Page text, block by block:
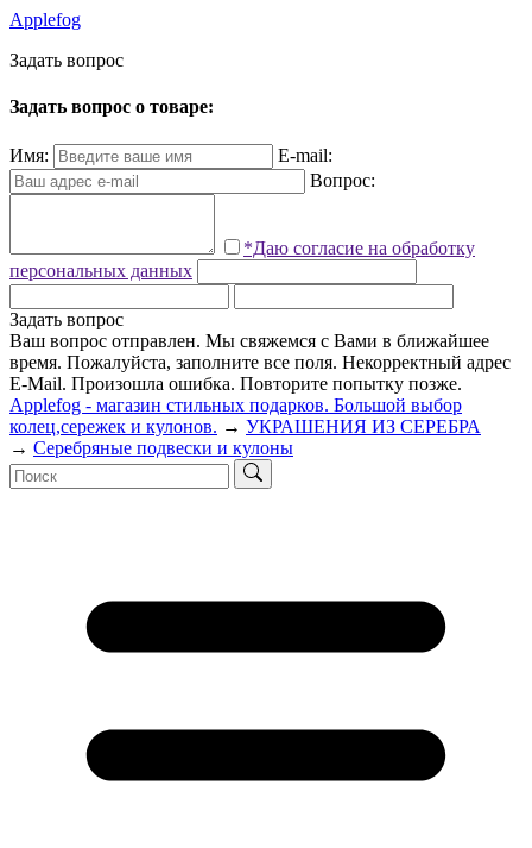
Applefog
Задать вопрос
Задать вопрос о товаре:
Имя:
E-mail:
Вопрос:
*Даю согласие на обработку
персональных данных
Задать вопрос
Ваш вопрос отправлен. Мы свяжемся с Вами в ближайшее
время. Пожалуйста, заполните все поля. Некорректный адрес
E-Mail. Произошла ошибка. Повторите попытку позже.
Applefog - магазин стильных подарков. Большой выбор
колец,сережек и кулонов. → УКРАШЕНИЯ ИЗ СЕРЕБРА
→ Серебряные подвески и кулоны